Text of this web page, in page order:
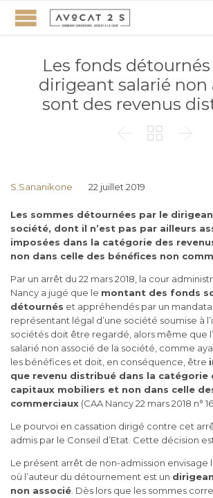
Les fonds
dirigeant salarié non
sont des revenus
  
S.Sananikone 22 juillet 2019
Les sommes détournées par le
société, dont il n’est pas par ailleurs
imposées dans la catégorie des
non dans celle des bénéfices non
Par un arrêt du 22 mars 2018, la cour
Nancy a jugé que le montant des fonds
détournés et appréhendés par un
représentant légal d’une société soumise à
sociétés doit être regardé, alors même que
salarié non associé de la société, comme
les bénéfices et doit, en conséquence, être
que revenu distribué dans la catégorie
capitaux mobiliers et non dans celle
commerciaux (CAA Nancy 22 mars 2018 n°
Le pourvoi en cassation dirigé contre cet
admis par le Conseil d’Etat. Cette décision
Le présent arrêt de non-admission envisage
où l’auteur du détournement est un
non associé . Dès lors que les sommes